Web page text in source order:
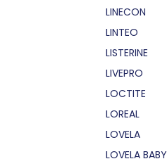
LINECON
LINTEO
LISTERINE
LIVEPRO
LOCTITE
LOREAL
LOVELA
LOVELA BABY